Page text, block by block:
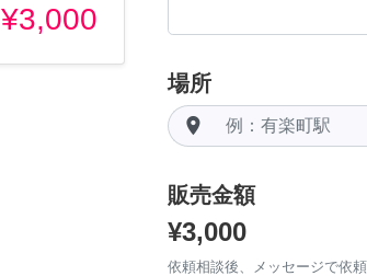
¥3,000
場所
room
販売金額
¥3,000
依頼相談後、メッセージで依